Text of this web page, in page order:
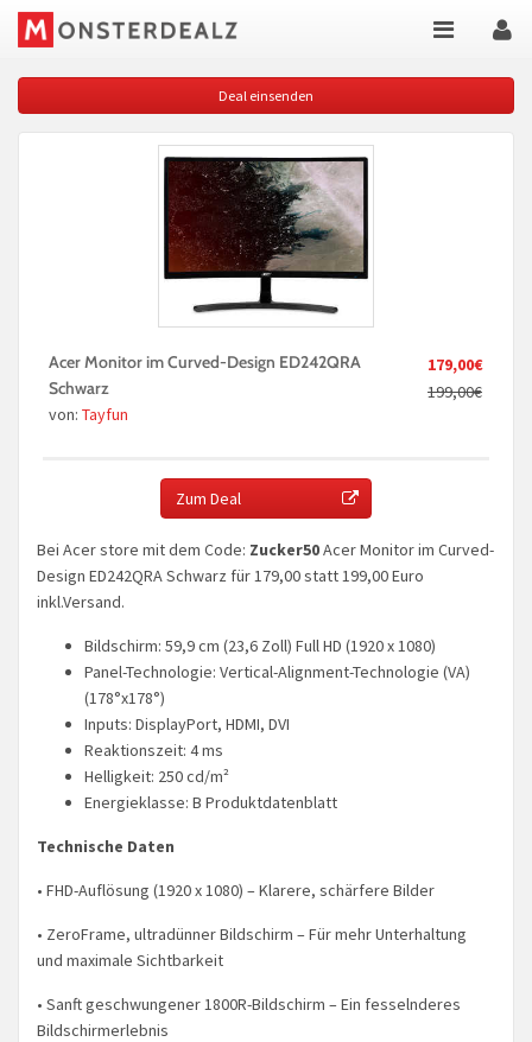
Deal einsenden
179,00€
199,00€
Acer Monitor im Curved-Design ED242QRA
Schwarz
von: Tayfun
Zum Deal
Bei Acer store mit dem Code: Zucker50Acer Monitor im Curved-
Design ED242QRA Schwarz für 179,00 statt 199,00 Euro
inkl.Versand.
Bildschirm: 59,9 cm (23,6 Zoll) Full HD (1920 x 1080)
Panel-Technologie: Vertical-Alignment-Technologie (VA)
(178°x178°)
Inputs: DisplayPort, HDMI, DVI
Reaktionszeit: 4 ms
Helligkeit: 250 cd/m²
Energieklasse: B Produktdatenblatt
Technische Daten
• FHD-Auflösung (1920 x 1080) – Klarere, schärfere Bilder
• ZeroFrame, ultradünner Bildschirm – Für mehr Unterhaltung
und maximale Sichtbarkeit
• Sanft geschwungener 1800R-Bildschirm – Ein fesselnderes
Bildschirmerlebnis